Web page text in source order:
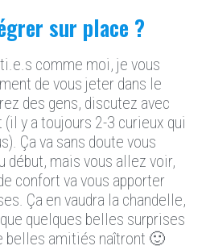
sur place ?
comme moi, je vous
de vous jeter dans le
des gens, discutez avec
y a toujours 2-3 curieux qui
Ça va sans doute vous
début, mais vous allez voir,
confort va vous apporter
Ça en vaudra la chandelle,
quelques belles surprises
belles amitiés naîtront 🙂